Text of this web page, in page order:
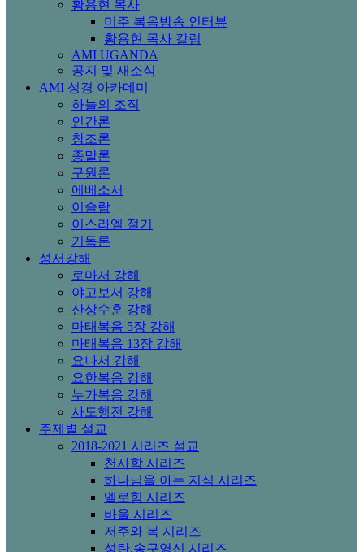
황용현 목사
미주 복음방송 인터뷰
황용현 목사 칼럼
AMI UGANDA
공지 및 새소식
AMI 성경 아카데미
하늘의 조직
인간론
창조론
종말론
구원론
에베소서
이슬람
이스라엘 절기
기독론
성서강해
로마서 강해
야고보서 강해
산상수훈 강해
마태복음 5장 강해
마태복음 13장 강해
요나서 강해
요한복음 강해
누가복음 강해
사도행전 강해
주제별 설교
2018-2021 시리즈 설교
천사학 시리즈
하나님을 아는 지식 시리즈
엘로힘 시리즈
바울 시리즈
저주와 복 시리즈
성탄,송구영신 시리즈